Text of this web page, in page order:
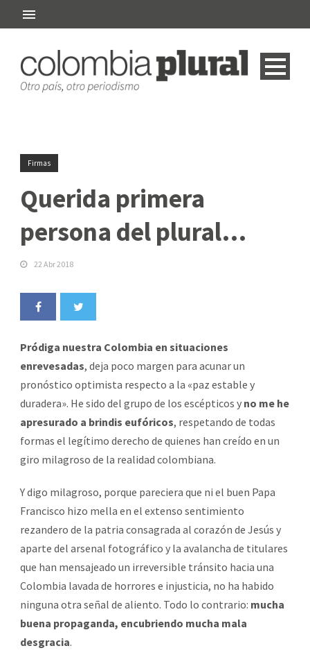
Firmas
Querida primera
persona del plural…
22 Abr 2018
Pródiga nuestra Colombia en situaciones
enrevesadas, deja poco margen para acunar un
pronóstico optimista respecto a la «paz estable y
duradera». He sido del grupo de los escépticos y no me he
apresurado a brindis eufóricos, respetando de todas
formas el legítimo derecho de quienes han creído en un
giro milagroso de la realidad colombiana.
Y digo milagroso, porque pareciera que ni el buen Papa
Francisco hizo mella en el extenso sentimiento
rezandero de la patria consagrada al corazón de Jesús y
aparte del arsenal fotográfico y la avalancha de titulares
que han mensajeado un irreversible tránsito hacia una
Colombia lavada de horrores e injusticia, no ha habido
ninguna otra señal de aliento. Todo lo contrario: mucha
buena propaganda, encubriendo mucha mala
desgracia.